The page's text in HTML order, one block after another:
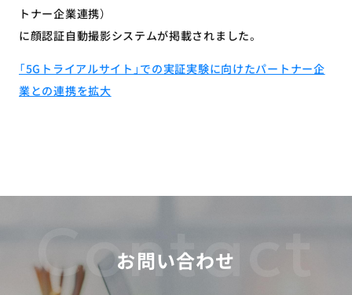
トナー企業連携）
に顔認証自動撮影システムが掲載されました。
「5Gトライアルサイト」での実証実験に向けたパートナー企
業との連携を拡大
Contact
お問い合わせ